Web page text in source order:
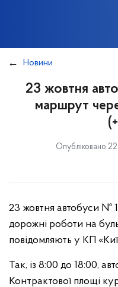
Новини
23 жовтня
маршрут
Опубліковано
23 жовтня автобуси №
дорожні роботи на
повідомляють у КП
Так, із 8:00 до 18:00,
Контрактової площі